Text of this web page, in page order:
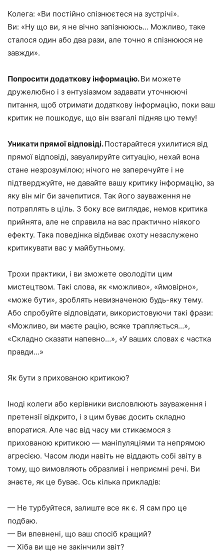
Колега: «Ви постійно спізнюєтеся на зустрічі».
Ви: «Ну що ви, я не вічно запізнююсь… Можливо, таке
сталося один або два рази, але точно я спізнююся не
завжди».
Попросити додаткову інформацію.Ви можете
дружелюбно і з ентузіазмом задавати уточнюючі
питання, щоб отримати додаткову інформацію, поки ваш
критик не пошкодує, що він взагалі підняв цю тему!
Уникати прямої відповіді.Постарайтеся ухилитися від
прямої відповіді, завуалируйте ситуацію, нехай вона
стане незрозумілою; нічого не заперечуйте і не
підтверджуйте, не давайте вашу критику інформацію, за
яку він міг би зачепитися. Так його зауваження не
потраплять в ціль. З боку все виглядає, немов критика
прийнята, але не справила на вас практично ніякого
ефекту. Така поведінка відбиває охоту незаслужено
критикувати вас у майбутньому.
Трохи практики, і ви зможете оволодіти цим
мистецтвом. Такі слова, як «можливо», «ймовірно»,
«може бути», зроблять невизначеною будь-яку тему.
Або спробуйте відповідати, використовуючи такі фрази:
«Можливо, ви маєте рацію, всяке трапляється…»,
«Складно сказати напевно…», «У ваших словах є частка
правди…»
Як бути з прихованою критикою?
Іноді колеги або керівники висловлюють зауваження і
претензії відкрито, і з цим буває досить складно
впоратися. Але час від часу ми стикаємося з
прихованою критикою — маніпуляціями та непрямою
агресією. Часом люди навіть не віддають собі звіту в
тому, що вимовляють образливі і неприємні речі. Ви
знаєте, як це буває. Ось кілька прикладів:
— Не турбуйтеся, залиште все як є. Я сам про це
подбаю.
— Ви впевнені, що ваш спосіб кращий?
— Хіба ви ще не закінчили звіт?